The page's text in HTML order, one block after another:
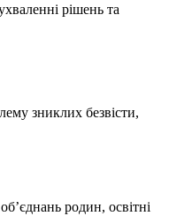
рішень та
зниклих безвісти,
родин, освітні